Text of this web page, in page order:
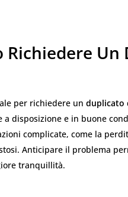
Richiedere
per richiedere un duplicato
a disposizione e in buone
complicate, come la
Anticipare il problema
tranquillità.